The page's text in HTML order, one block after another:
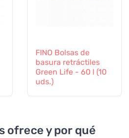
FINO Bolsas de
basura retráctiles
Green Life - 60 l (10
uds.)
ofrece y por qué